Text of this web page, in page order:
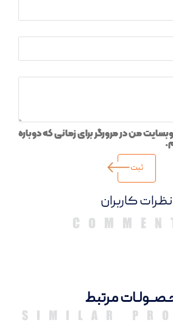
دیدگاهها
من در مرورگر برای زمانی که دوباره
مرتبط
SIMILAR